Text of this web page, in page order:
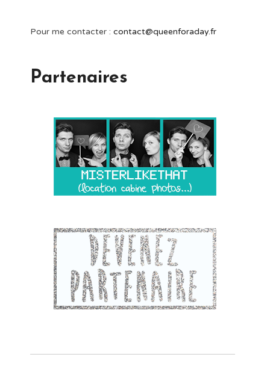
Pour me contacter : contact@queenforaday.fr
Partenaires